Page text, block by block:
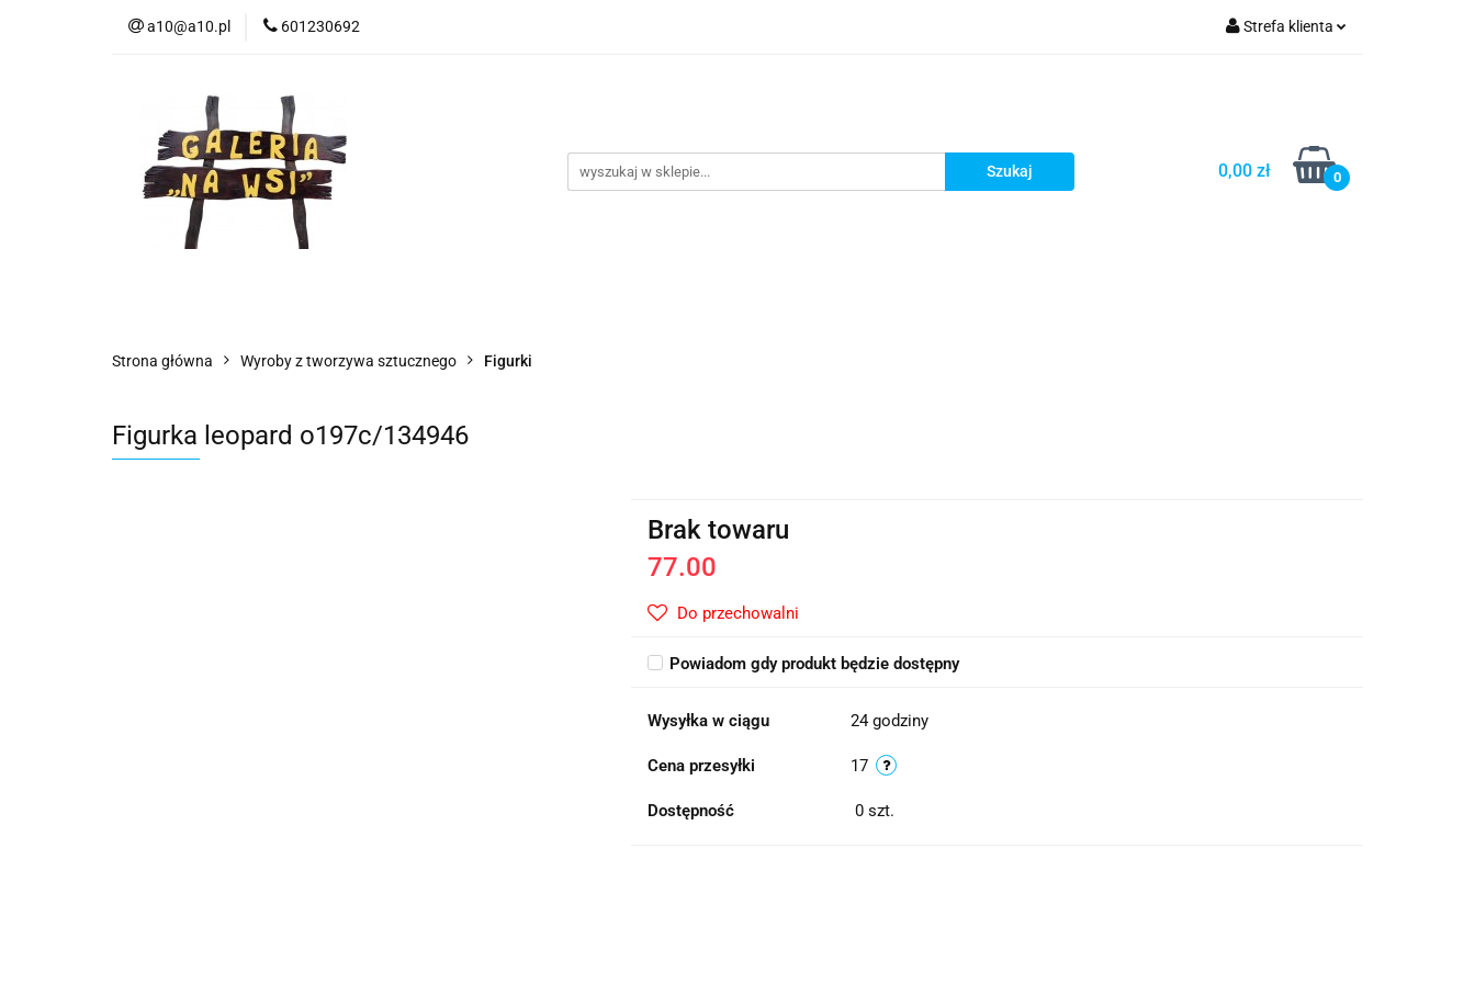
a10@a10.pl 601230692 Strefa klienta
Dodaj zgłoszenie
0,00 zł 0
Strona główna Wyroby z tworzywa sztucznego Figurki
Figurka leopard o197c/134946
Brak towaru
77.00
Do przechowalni
Powiadom gdy produkt będzie dostępny
Wysyłka w ciągu 24 godziny
Cena przesyłki 17
Dostępność 0 szt.